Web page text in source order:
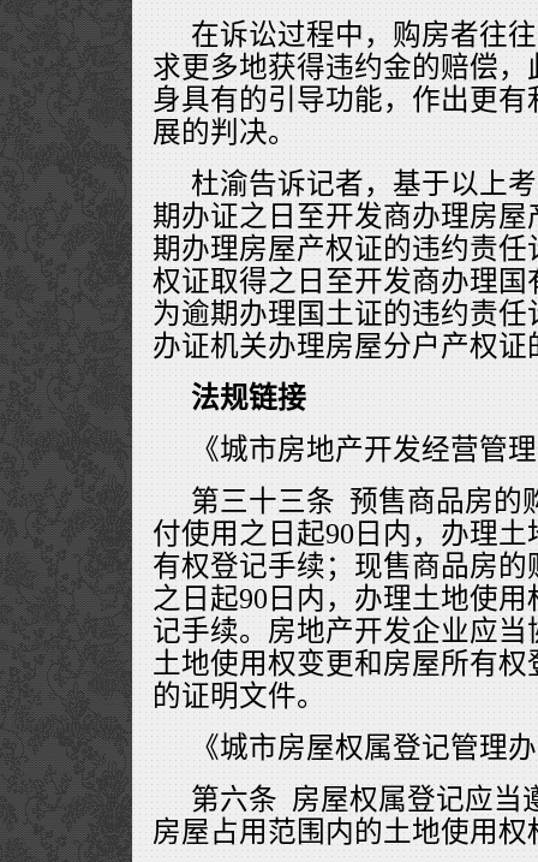
在诉讼过程中，购房者往
求更多地获得违约金的赔偿
身具有的引导功能，作出更
展的判决。
杜渝告诉记者，基于以上
期办证之日至开发商办理房
期办理房屋产权证的违约责
权证取得之日至开发商办理
为逾期办理国土证的违约责
办证机关办理房屋分户产权证
法规链接
《城市房地产开发经营管
第三十三条 预售商品房的
付使用之日起90日内，办理
有权登记手续；现售商品房
之日起90日内，办理土地使
记手续。房地产开发企业应
土地使用权变更和房屋所有
的证明文件。
《城市房屋权属登记管理
第六条 房屋权属登记应当
房屋占用范围内的土地使用